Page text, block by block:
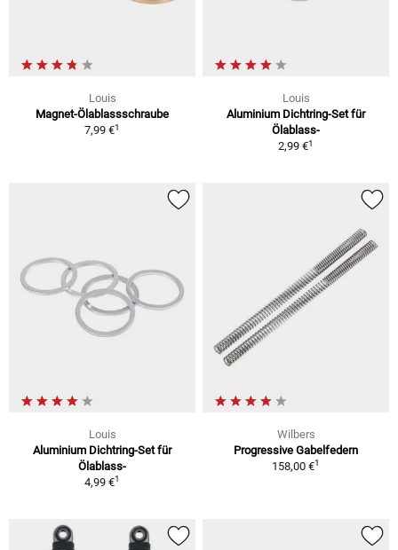
Louis
Magnet-Ölablassschraube
7,99 €1
Louis
Aluminium Dichtring-Set für
Ölablass-
2,99 €1
Louis
Aluminium Dichtring-Set für
Ölablass-
4,99 €1
Wilbers
Progressive Gabelfedern
158,00 €1